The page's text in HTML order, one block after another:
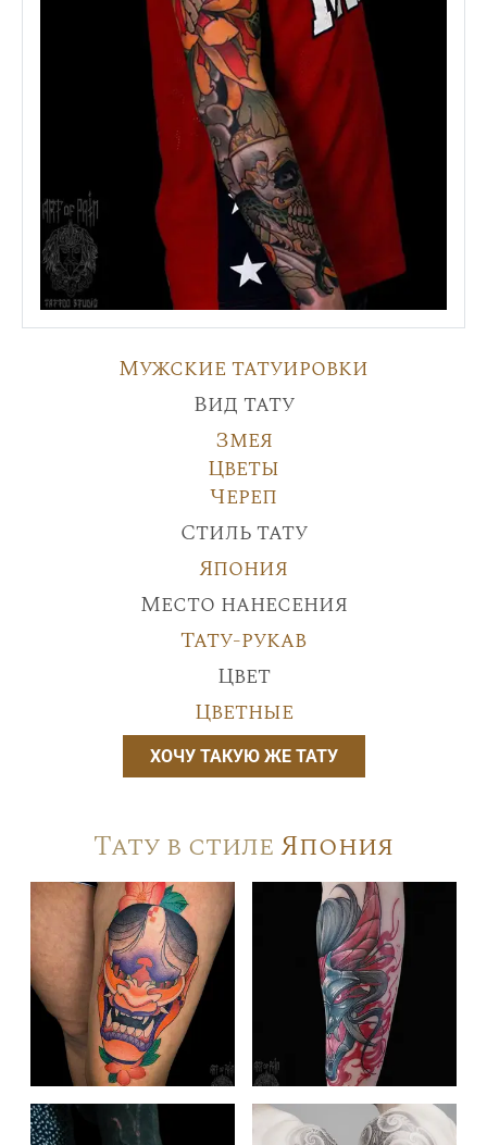
Мужские татуировки
Вид тату
Змея
Цветы
Череп
Стиль тату
Япония
Место нанесения
Тату-рукав
Цвет
Цветные
ХОЧУ ТАКУЮ ЖЕ ТАТУ
Тату в стилеЯпония